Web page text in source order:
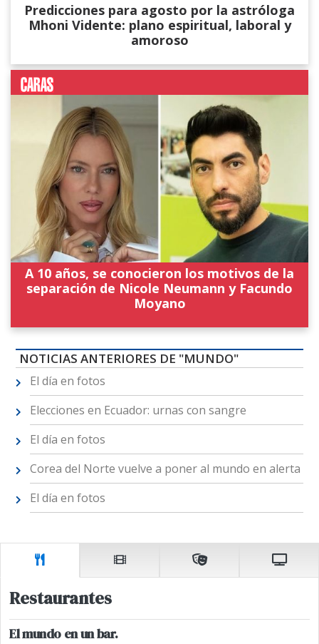
Predicciones para agosto por la astróloga
Mhoni Vidente: plano espiritual, laboral y
amoroso
A 10 años, se conocieron los motivos de la
separación de Nicole Neumann y Facundo
Moyano
NOTICIAS ANTERIORES DE "MUNDO"
El día en fotos
Elecciones en Ecuador: urnas con sangre
El día en fotos
Corea del Norte vuelve a poner al mundo en alerta
El día en fotos
Restaurantes
El mundo en un bar.